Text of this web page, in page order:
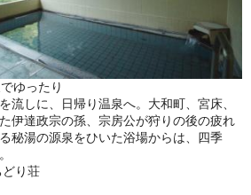
ゆったり
流しに、日帰り温泉へ。大和町、宮床、
伊達政宗の孫、宗房公が狩りの後の疲れ
秘湯の源泉をひいた浴場からは、四季
り荘